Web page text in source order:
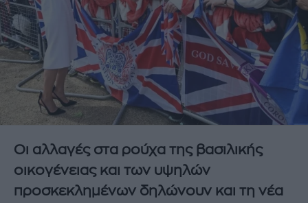
Οι αλλαγές στα ρούχα της βασιλικής
οικογένειας και των υψηλών
προσκεκλημένων δηλώνουν και τη νέα